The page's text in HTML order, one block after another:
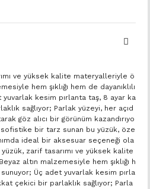
ve yüksek kalite materyalleriyle ö
hem şıklığı hem de dayanıklılı
yuvarlak kesim pırlanta taş, 8 ayar ka
sağlıyor; Parlak yüzeyi, her açıd
göz alıcı bir görünüm kazandırıyo
bir tarz sunan bu yüzük, öze
ideal bir aksesuar seçeneği ola
zarif tasarımı ve yüksek kalite
altın malzemesiyle hem şıklığı h
sunuyor; Üç adet yuvarlak kesim pırla
çekici bir parlaklık sağlıyor; Parla